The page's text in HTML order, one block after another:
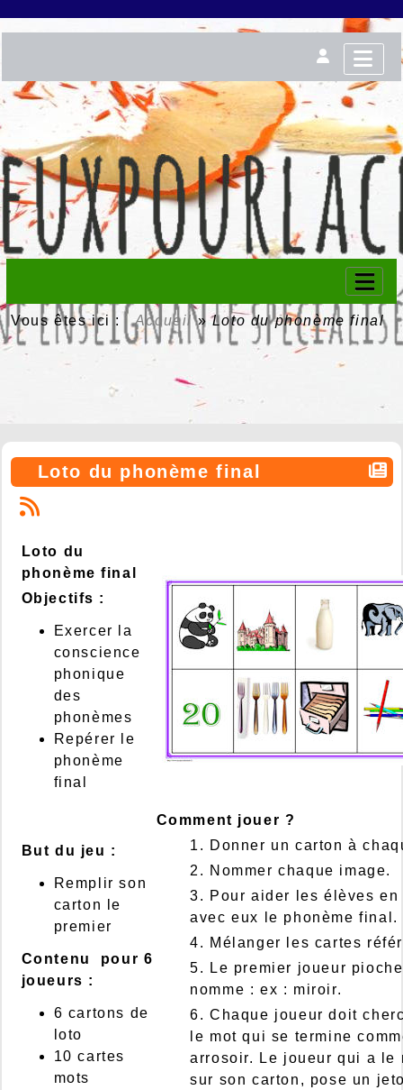
Vous êtes ici :Accueil»Loto du phonème final
Loto du phonème final
Loto du
phonème final
Objectifs :
Exercer la
conscience
phonique
des
phonèmes
Repérer le
phonème
final
But du jeu :
Remplir son
carton le
premier
Contenu pour 6
joueurs :
6 cartons de
loto
10 cartes
mots
Comment jouer ?
1. Donner un carton à
2. Nommer chaque image.
3. Pour aider les élèves
avec eux le phonème final.
4. Mélanger les cartes
5. Le premier joueur
nomme : ex : miroir.
6. Chaque joueur doit
le mot qui se termine
arrosoir. Le joueur qui a le
sur son carton, pose un